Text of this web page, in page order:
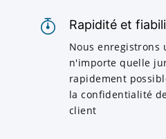
Rapidité et
Nous enregistrons
n'importe quelle
rapidement
la confidentialité
client